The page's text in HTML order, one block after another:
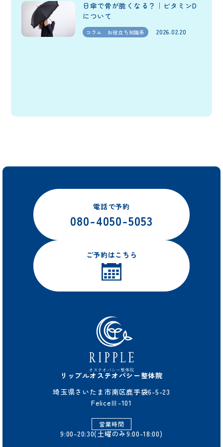
日傘で骨が脆くなる？｜ビタミンD
について
コラム お役立ち知識系 2026.02.20
電話で予約
080-4050-5053
ご予約はこちら
リップルオステオパシー整体院
埼玉県さいたま市南区鹿手袋6-5-23
FeliceⅢ-101
営業時間
9:00-20:30(土曜のみ9:00-18:00)